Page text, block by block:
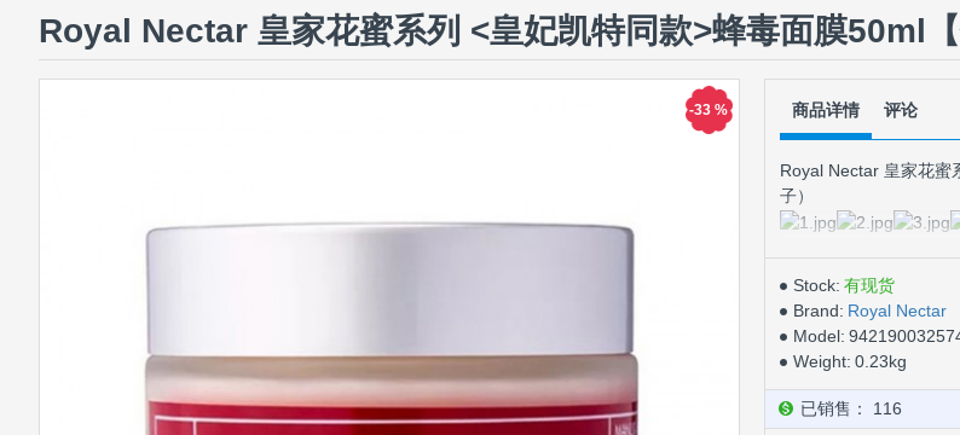
Royal Nectar 皇家花蜜系列 <皇妃凯特同款>蜂毒面膜50ml【
-33 % 商品详情 评论
Royal Nectar 皇家花蜜
子）
天然的肉毒杆菌代替品
Royal Nectar新西兰
肤品牌，主要产品有蜂毒
Stock: 有现货
Brand: Royal Nectar
Model:
Weight: 0.23kg
已销售： 116